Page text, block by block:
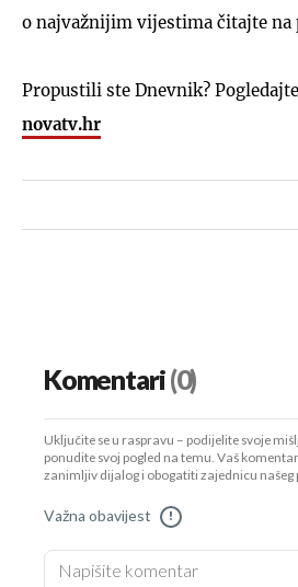
o najvažnijim vijestima čitajte na
Propustili ste Dnevnik?
novatv.hr
Komentari(0)
Uključite se u raspravu – podijelite svoje
ponudite svoj pogled na temu. Vaš
zanimljiv dijalog i obogatiti zajednicu našeg
Važna obavijest !